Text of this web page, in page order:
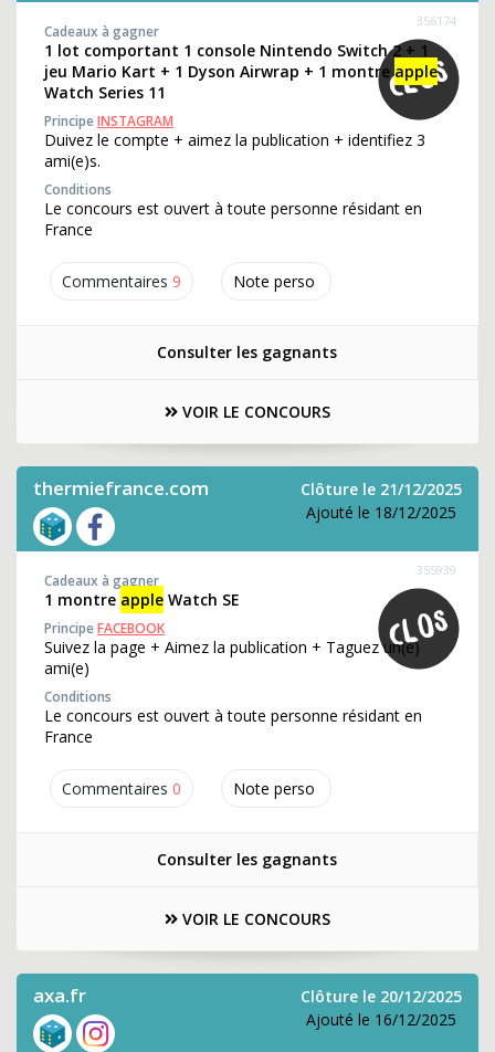
Commentaires 9 Note perso
356174
Cadeaux à gagner
1 lot comportant 1 console Nintendo Switch 2 + 1
jeu Mario Kart + 1 Dyson Airwrap + 1 montreapple
Watch Series 11
PrincipeINSTAGRAM
Duivez le compte + aimez la publication + identifiez 3
ami(e)s.
Conditions
Le concours est ouvert à toute personne résidant en
France
Consulter les gagnants
VOIR LE CONCOURS
thermiefrance.com
Clôture le 21/12/2025
Ajouté le 18/12/2025
Commentaires 0 Note perso
355939
Cadeaux à gagner
1 montre apple Watch SE
PrincipeFACEBOOK
Suivez la page + Aimez la publication + Taguez un(e)
ami(e)
Conditions
Le concours est ouvert à toute personne résidant en
France
Consulter les gagnants
VOIR LE CONCOURS
axa.fr
Clôture le 20/12/2025
Ajouté le 16/12/2025